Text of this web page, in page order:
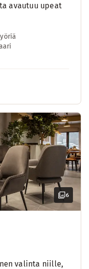
avautuu upeat
6
valinta niille,